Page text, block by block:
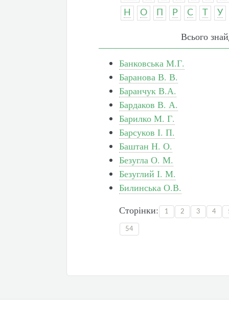
Н
О П Р С Т У
Всього
Банковська М.Г.
Баранова В. В.
Баранчук В.А.
Бардаков В. А.
Барилко М. Г.
Барсуков І. П.
Баштан Н. О.
Безугла О. М.
Безуглий І. М.
Билинська О.В.
Сторінки:
1 2 3 4
54